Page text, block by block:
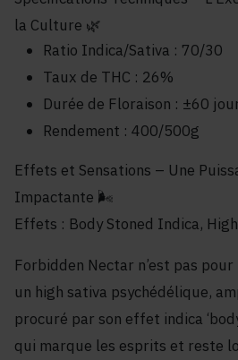
la Culture 🌿
Ratio Indica/Sativa : 70/30
Taux de THC : 26%
Durée de Floraison : ±60
Rendement : 400/500g
Effets et Sensations – Une
Impactante 🌬️
Effets : Body Stoned Indica,
Forbidden Nectar n’est pas
un high sativa psychédélique,
procuré par son effet indica
qui marque les esprits et reste